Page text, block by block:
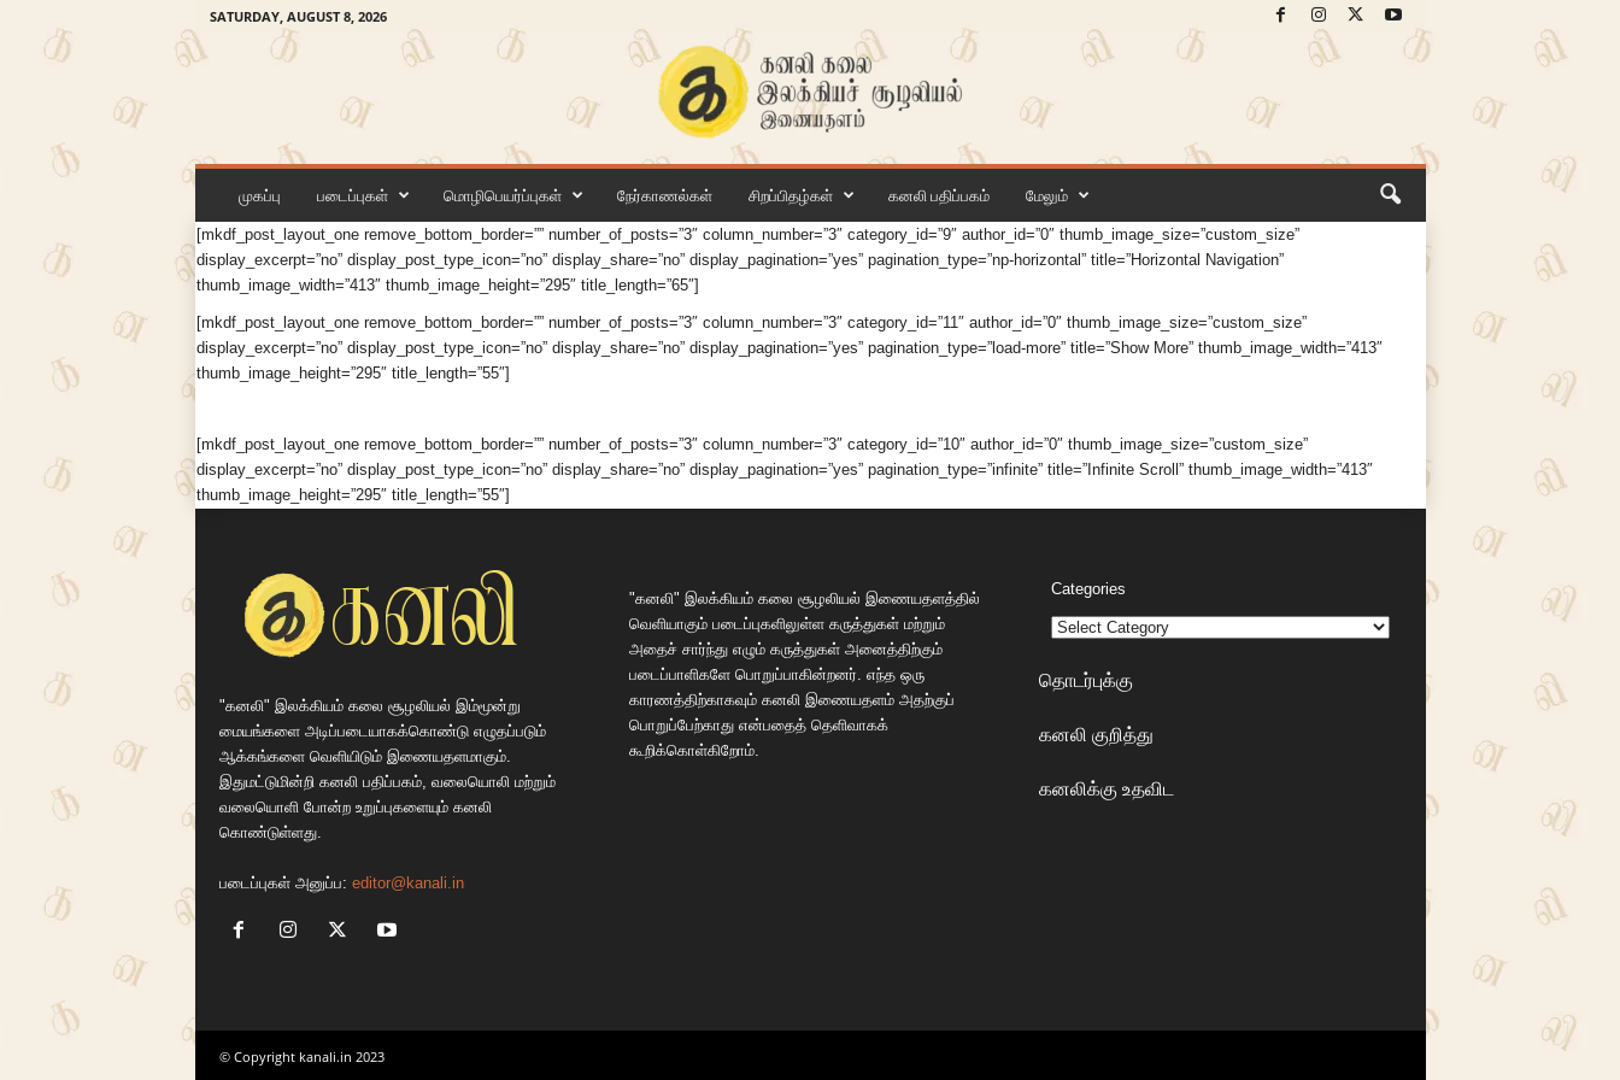
SATURDAY, AUGUST 8, 2026
க
ன
லி
முகப்பு படைப்புகள் மொழிபெயர்ப்புகள் நேர்காணல்கள் சிறப்பிதழ்கள் கனலி பதிப்பகம் மேலும்
[mkdf_post_layout_one remove_bottom_border=”” number_of_posts=”3″ column_number=”3″ category_id=”9″ author_id=”0″ thumb_image_size=”custom_size”
display_excerpt=”no” display_post_type_icon=”no” display_share=”no” display_pagination=”yes” pagination_type=”np-horizontal” title=”Horizontal Navigation”
thumb_image_width=”413″ thumb_image_height=”295″ title_length=”65″]
[mkdf_post_layout_one remove_bottom_border=”” number_of_posts=”3″ column_number=”3″ category_id=”11″ author_id=”0″ thumb_image_size=”custom_size”
display_excerpt=”no” display_post_type_icon=”no” display_share=”no” display_pagination=”yes” pagination_type=”load-more” title=”Show More” thumb_image_width=”413″
thumb_image_height=”295″ title_length=”55″]
[mkdf_post_layout_one remove_bottom_border=”” number_of_posts=”3″ column_number=”3″ category_id=”10″ author_id=”0″ thumb_image_size=”custom_size”
display_excerpt=”no” display_post_type_icon=”no” display_share=”no” display_pagination=”yes” pagination_type=”infinite” title=”Infinite Scroll” thumb_image_width=”413″
thumb_image_height=”295″ title_length=”55″]
"கனலி" இலக்கியம் கலை சூழலியல் இம்மூன்று
மையங்களை அடிப்படையாகக்கொண்டு எழுதப்படும்
ஆக்கங்களை வெளியிடும் இணையதளமாகும்.
இதுமட்டுமின்றி கனலி பதிப்பகம், வலையொலி மற்றும்
வலையொளி போன்ற உறுப்புகளையும் கனலி
கொண்டுள்ளது.
படைப்புகள் அனுப்ப: editor@kanali.in
"கனலி" இலக்கியம் கலை சூழலியல் இணையதளத்தில்
வெளியாகும் படைப்புகளிலுள்ள கருத்துகள் மற்றும்
அதைச் சார்ந்து எழும் கருத்துகள் அனைத்திற்கும்
படைப்பாளிகளே பொறுப்பாகின்றனர். எந்த ஒரு
காரணத்திற்காகவும் கனலி இணையதளம் அதற்குப்
பொறுப்பேற்காது என்பதைத் தெளிவாகக்
கூறிக்கொள்கிறோம்.
Categories
தொடர்புக்கு
கனலி குறித்து
கனலிக்கு உதவிட
© Copyright kanali.in 2023